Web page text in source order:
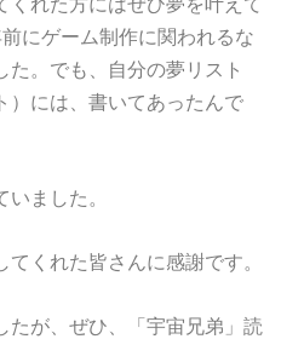
にゲーム制作に関われるな
た。でも、自分の夢リスト
）には、書いてあったんで
ました。
くれた皆さんに感謝です。
たが、ぜひ、「宇宙兄弟」読